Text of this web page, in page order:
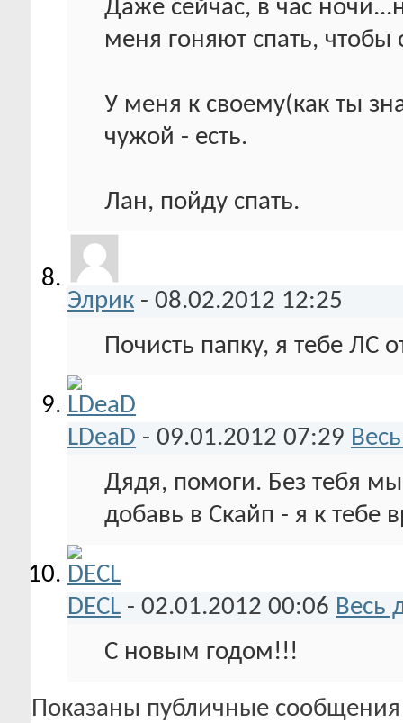
Даже сейчас, в час
меня гоняют спать, чтобы
У меня к своему(как ты
чужой - есть.
Лан, пойду спать.
Элрик - 08.02.2012 12:25
Почисть папку, я тебе ЛС
LDeaD - 09.01.2012 07:29
Дядя, помоги. Без тебя мы
добавь в Скайп - я к тебе
DECL - 02.01.2012 00:06 Весь
С новым годом!!!
Показаны публичные